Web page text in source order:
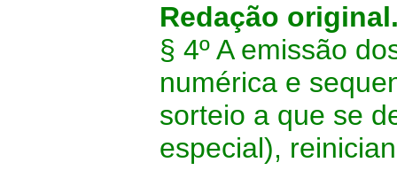
Redação
§ 4º A emissão
numérica e
sorteio a que se
especial),